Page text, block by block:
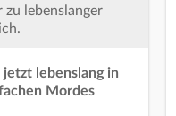
zu lebenslanger
jetzt lebenslang in
Mordes